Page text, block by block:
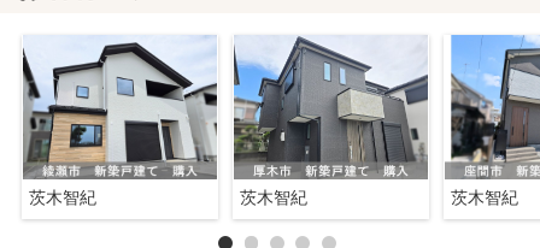
茨木智紀 茨木智紀 茨木智紀